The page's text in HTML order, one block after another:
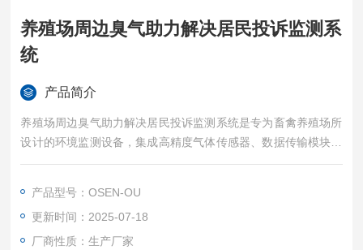
养殖场周边臭气助力解决居民投诉监测系
统
产品简介
养殖场周边臭气助力解决居民投诉监测系统是专为畜禽养殖场所
设计的环境监测设备，集成高精度气体传感器、数据传输模块与
智能分析系统，可实时监测氨气、硫化氢、挥发性有机物（VOC
测站通过无线传输将数据实时上传至管理平台，实现污染物浓度
的可视化展示、超标自动预警及历史数据追溯，能精准捕捉恶臭
污染源与扩散趋势。
产品型号：OSEN-OU
更新时间：2025-07-18
厂商性质：生产厂家